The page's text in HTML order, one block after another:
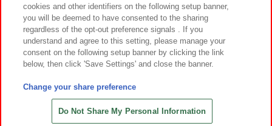
©Bandai Namco Amusement Inc.
©Bandai Namco Amusement Lab Inc.
©HANAYASHIKI Co., Ltd. All Rights Reserved.
cookies and other identifiers on the following setup banner,
you will be deemed to have consented to the sharing
regardless of the opt-out preference signals . If you
understand and agree to this setting, please manage your
consent on the following setup banner by clicking the link
below, then click 'Save Settings' and close the banner.
Change your share preference
Do Not Share My Personal Information